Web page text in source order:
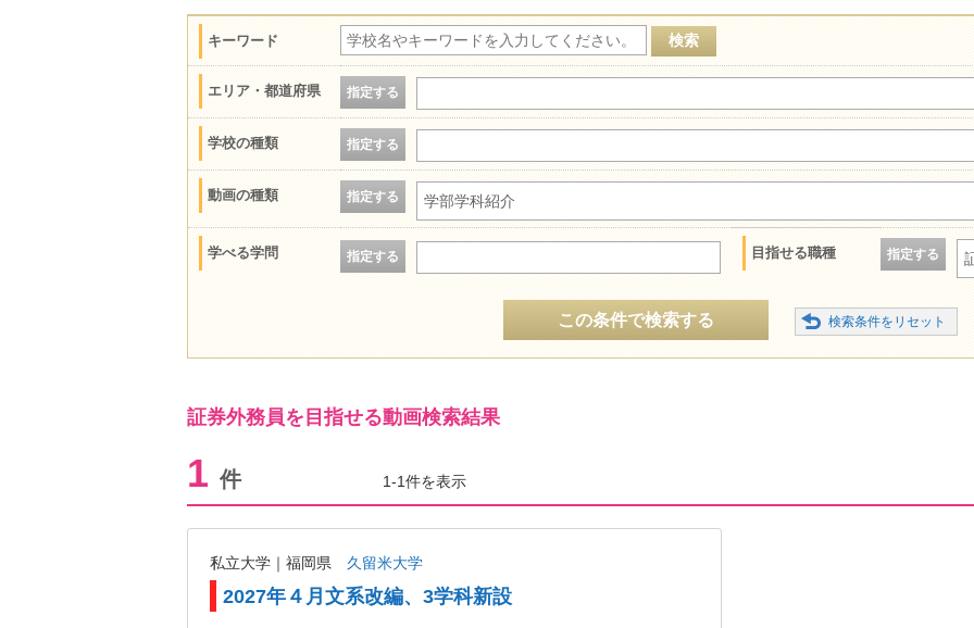
キーワード
エリア・都道府県 指定する
学校の種類 指定する
動画の種類 指定する 学部学科紹介
学べる学問 指定する 目指せる職種 指定する
この条件で検索する
証券外務員を目指せる動画検索結果
1 件 1-1件を表示
私立大学｜福岡県 久留米大学
2027年４月文系改編、3学科新設